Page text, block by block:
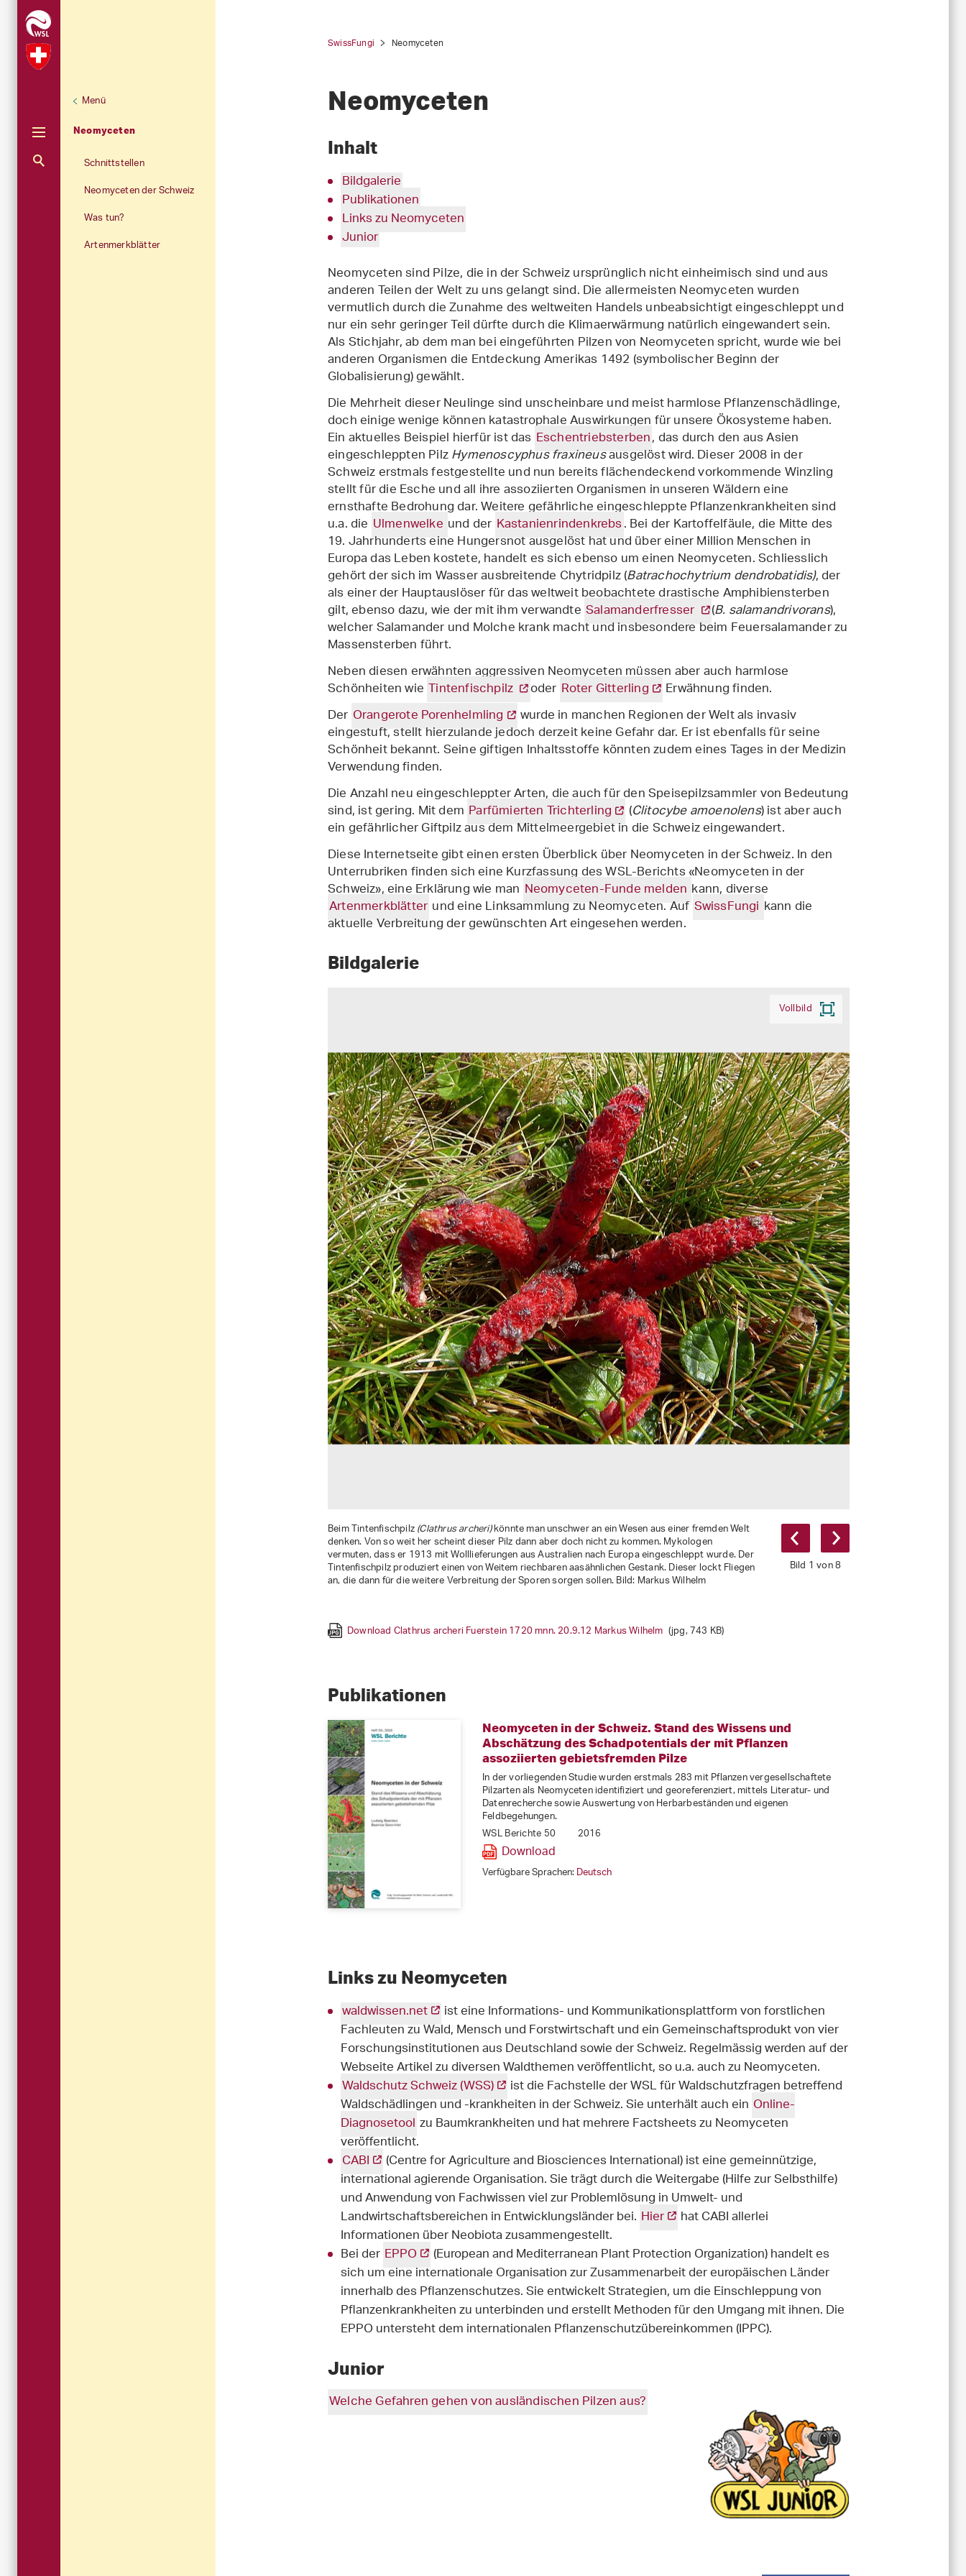
Unternavigation
Menü
Neomyceten
Aktuelle Navigation
Schnittstellen
Neomyceten der Schweiz
Was tun?
Artenmerkblätter
SwissFungi Neomyceten
Neomyceten
Inhalt
Bildgalerie
Publikationen
Links zu Neomyceten
Junior
Neomyceten sind Pilze, die in der Schweiz ursprünglich nicht einheimisch sind und aus
anderen Teilen der Welt zu uns gelangt sind. Die allermeisten Neomyceten wurden
vermutlich durch die Zunahme des weltweiten Handels unbeabsichtigt eingeschleppt und
nur ein sehr geringer Teil dürfte durch die Klimaerwärmung natürlich eingewandert sein.
Als Stichjahr, ab dem man bei eingeführten Pilzen von Neomyceten spricht, wurde wie bei
anderen Organismen die Entdeckung Amerikas 1492 (symbolischer Beginn der
Globalisierung) gewählt.
Die Mehrheit dieser Neulinge sind unscheinbare und meist harmlose Pflanzenschädlinge,
doch einige wenige können katastrophale Auswirkungen für unsere Ökosysteme haben.
Ein aktuelles Beispiel hierfür ist das Eschentriebsterben, das durch den aus Asien
eingeschleppten PilzHymenoscyphus fraxineusausgelöst wird. Dieser 2008 in der
Schweiz erstmals festgestellte und nun bereits flächendeckend vorkommende Winzling
stellt für die Esche und all ihre assoziierten Organismen in unseren Wäldern eine
ernsthafte Bedrohung dar. Weitere gefährliche eingeschleppte Pflanzenkrankheiten sind
u.a. die Ulmenwelke und der Kastanienrindenkrebs. Bei der Kartoffelfäule, die Mitte des
19. Jahrhunderts eine Hungersnot ausgelöst hat und über einer Million Menschen in
Europa das Leben kostete, handelt es sich ebenso um einen Neomyceten. Schliesslich
gehört der sich im Wasser ausbreitende Chytridpilz (Batrachochytrium dendrobatidis), der
als einer der Hauptauslöser für das weltweit beobachtete drastische Amphibiensterben
gilt, ebenso dazu, wie der mit ihm verwandteSalamanderfresser (B. salamandrivorans),
welcher Salamander und Molche krank macht und insbesondere beim Feuersalamander zu
Massensterben führt.
Neben diesen erwähnten aggressiven Neomyceten müssen aber auch harmlose
Schönheiten wie Tintenfischpilz oder Roter Gitterling
Erwähnung finden.
Der Orangerote Porenhelmling wurde in manchen Regionen der Welt als invasiv
eingestuft, stellt hierzulande jedoch derzeit keine Gefahr dar. Er ist ebenfalls für seine
Schönheit bekannt. Seine giftigen Inhaltsstoffe könnten zudem eines Tages in der Medizin
Verwendung finden.
Die Anzahl neu eingeschleppter Arten, die auch für den Speisepilzsammler von Bedeutung
sind, ist gering. Mit dem Parfümierten Trichterling (Clitocybe amoenolens) ist aber auch
ein gefährlicher Giftpilz aus dem Mittelmeergebiet in die Schweiz eingewandert.
Diese Internetseite gibt einen ersten Überblick über Neomyceten in der Schweiz. In den
Unterrubriken finden sich eine Kurzfassung des WSL-Berichts «Neomyceten in der
Schweiz», eine Erklärung wie man Neomyceten-Funde melden kann, diverse
Artenmerkblätterund eine Linksammlung zu Neomyceten. AufSwissFungi kann die
aktuelle Verbreitung der gewünschten Art eingesehen werden.
Bildgalerie
Vollbild
Bild 1 von 8
Beim Tintenfischpilz(Clathrus archeri)könnte man unschwer an ein Wesen aus einer fremden Welt
denken. Von so weit her scheint dieser Pilz dann aber doch nicht zu kommen. Mykologen
vermuten, dass er 1913 mit Wolllieferungen aus Australien nach Europa eingeschleppt wurde. Der
Tintenfischpilz produziert einen von Weitem riechbaren aasähnlichen Gestank. Dieser lockt Fliegen
an, die dann für die weitere Verbreitung der Sporen sorgen sollen. Bild: Markus Wilhelm
Download Clathrus archeri Fuerstein 1720 mnn. 20.9.12 Markus Wilhelm (jpg, 743 KB)
(Clathrus ruber)
(Clitocybe amoenolens)
(Coleosporium solidaginis)
(Solidago gigantea)
(Solidago virgaurea)
Download Coleosporium asterum 1 Ludwig Beenken(jpg, 3 MB)
(Erysiphe vanbruntiana var. sambuci-racemosae)
(Sambucus racemosa)
(Favolaschia calocera)
Download Favolaschia calocera 2015 10 04 11 07 47 M B R 8 S 4c resize Katia Balmelli
(Pycnoporellus fulgens)
(Suillus placidus)
Publikationen
Neomyceten in der Schweiz. Stand des Wissens und
Abschätzung des Schadpotentials der mit Pflanzen
assoziierten gebietsfremden Pilze
In der vorliegenden Studie wurden erstmals 283 mit Pflanzen vergesellschaftete
Pilzarten als Neomyceten identifiziert und georeferenziert, mittels Literatur- und
Datenrecherche sowie Auswertung von Herbarbeständen und eigenen
Feldbegehungen.
WSL Berichte 50
2016
Download
Verfügbare Sprachen:Deutsch
Links zu Neomyceten
waldwissen.net ist eine Informations- und Kommunikationsplattform von forstlichen
Fachleuten zu Wald, Mensch und Forstwirtschaft und ein Gemeinschaftsprodukt von vier
Forschungsinstitutionen aus Deutschland sowie der Schweiz. Regelmässig werden auf der
Webseite Artikel zu diversen Waldthemen veröffentlicht, so u.a. auch zu Neomyceten.
Waldschutz Schweiz (WSS) ist die Fachstelle der WSL für Waldschutzfragen betreffend
Waldschädlingen und -krankheiten in der Schweiz. Sie unterhält auch ein Online-
Diagnosetoolzu Baumkrankheiten und hat mehrere Factsheets zu Neomyceten
veröffentlicht.
CABI (Centre for Agriculture and Biosciences International) ist eine gemeinnützige,
international agierende Organisation. Sie trägt durch die Weitergabe (Hilfe zur Selbsthilfe)
und Anwendung von Fachwissen viel zur Problemlösung in Umwelt- und
Landwirtschaftsbereichen in Entwicklungsländer bei. Hier hat CABI allerlei
Informationen über Neobiota zusammengestellt.
Bei derEPPO (European and Mediterranean Plant Protection Organization) handelt es
sich um eine internationale Organisation zur Zusammenarbeit der europäischen Länder
innerhalb des Pflanzenschutzes. Sie entwickelt Strategien, um die Einschleppung von
Pflanzenkrankheiten zu unterbinden und erstellt Methoden für den Umgang mit ihnen. Die
EPPO untersteht dem internationalen Pflanzenschutzübereinkommen (IPPC).
Junior
Welche Gefahren gehen von ausländischen Pilzen aus?